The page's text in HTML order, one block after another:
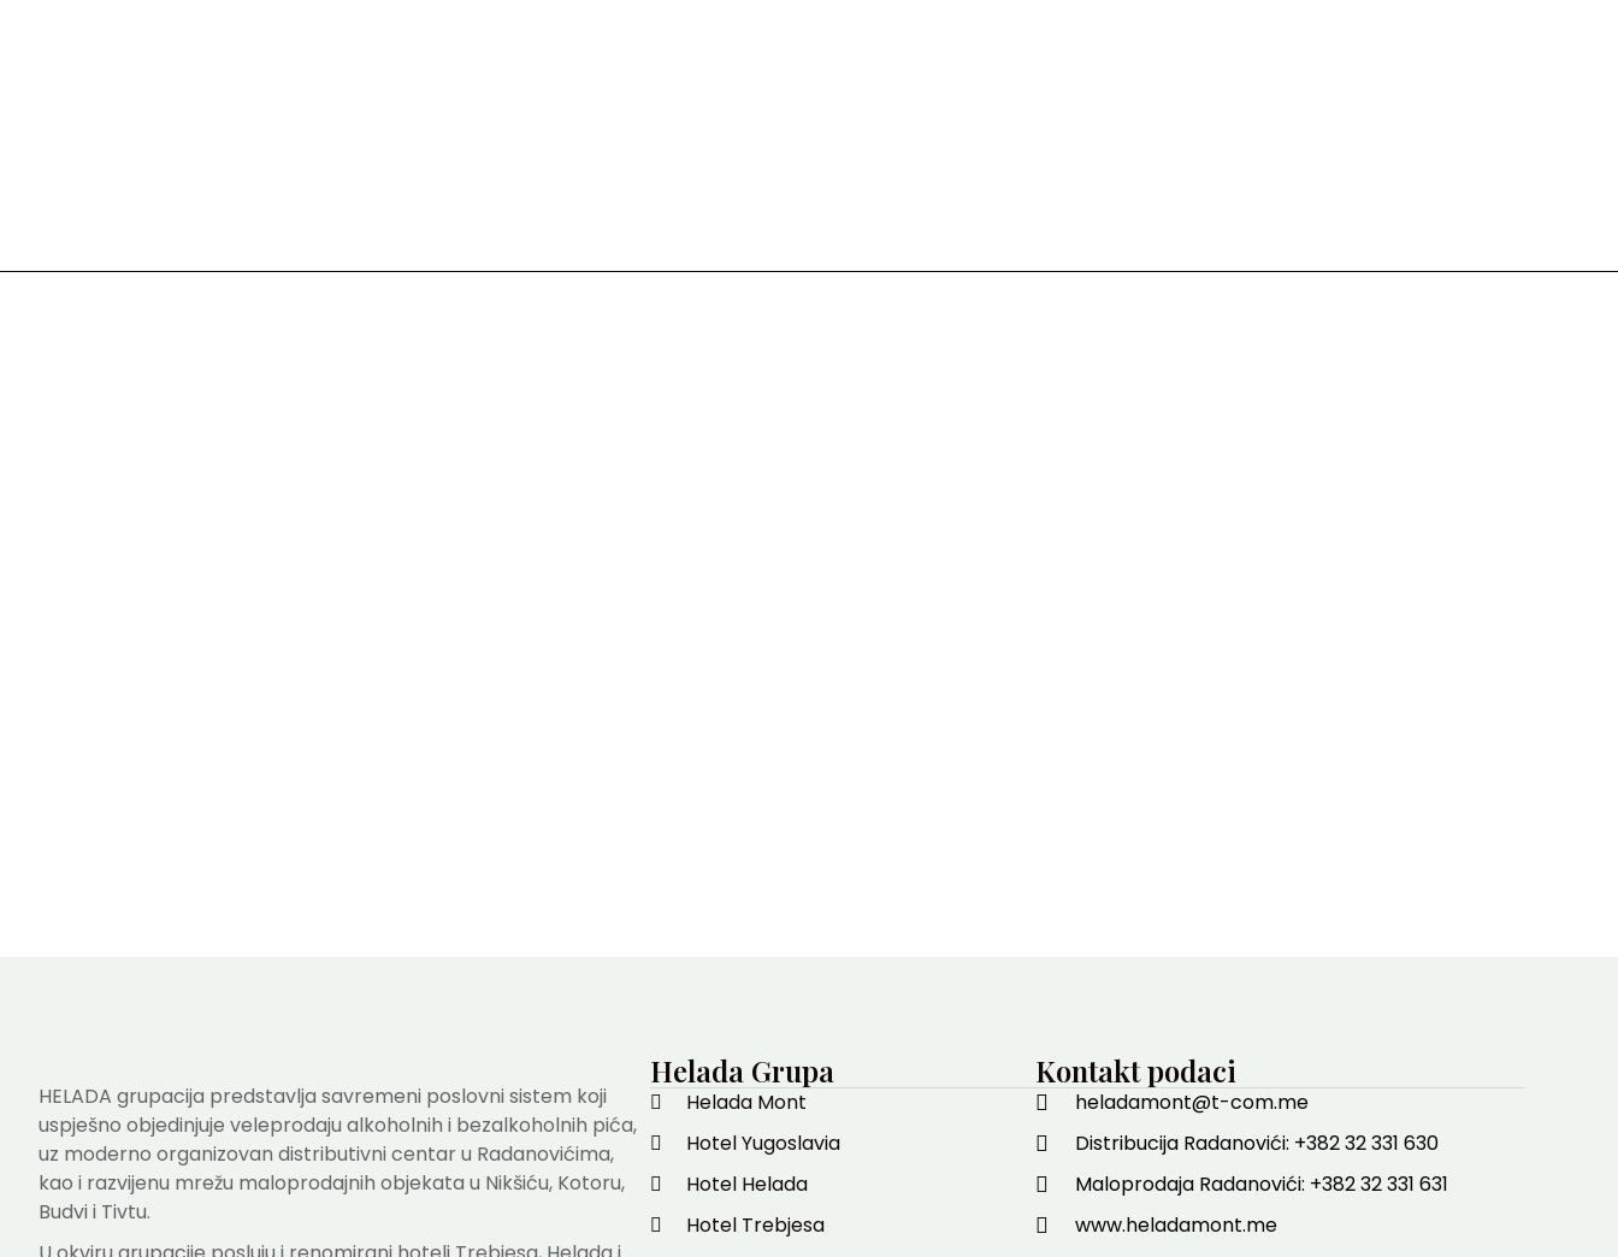
HELADA grupacija predstavlja savremeni poslovni sistem koji
uspješno objedinjuje veleprodaju alkoholnih i bezalkoholnih pića,
uz moderno organizovan distributivni centar u Radanovićima,
kao i razvijenu mrežu maloprodajnih objekata u Nikšiću, Kotoru,
Budvi i Tivtu.
Helada Grupa
Helada Mont
Hotel Yugoslavia
Hotel Helada
Hotel Trebjesa
Kontakt podaci
heladamont@t-com.me
Distribucija Radanovići: +382 32 331 630
Maloprodaja Radanovići: +382 32 331 631
www.heladamont.me